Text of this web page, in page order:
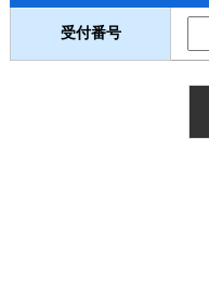
本サイトのご利用案内
受付番号